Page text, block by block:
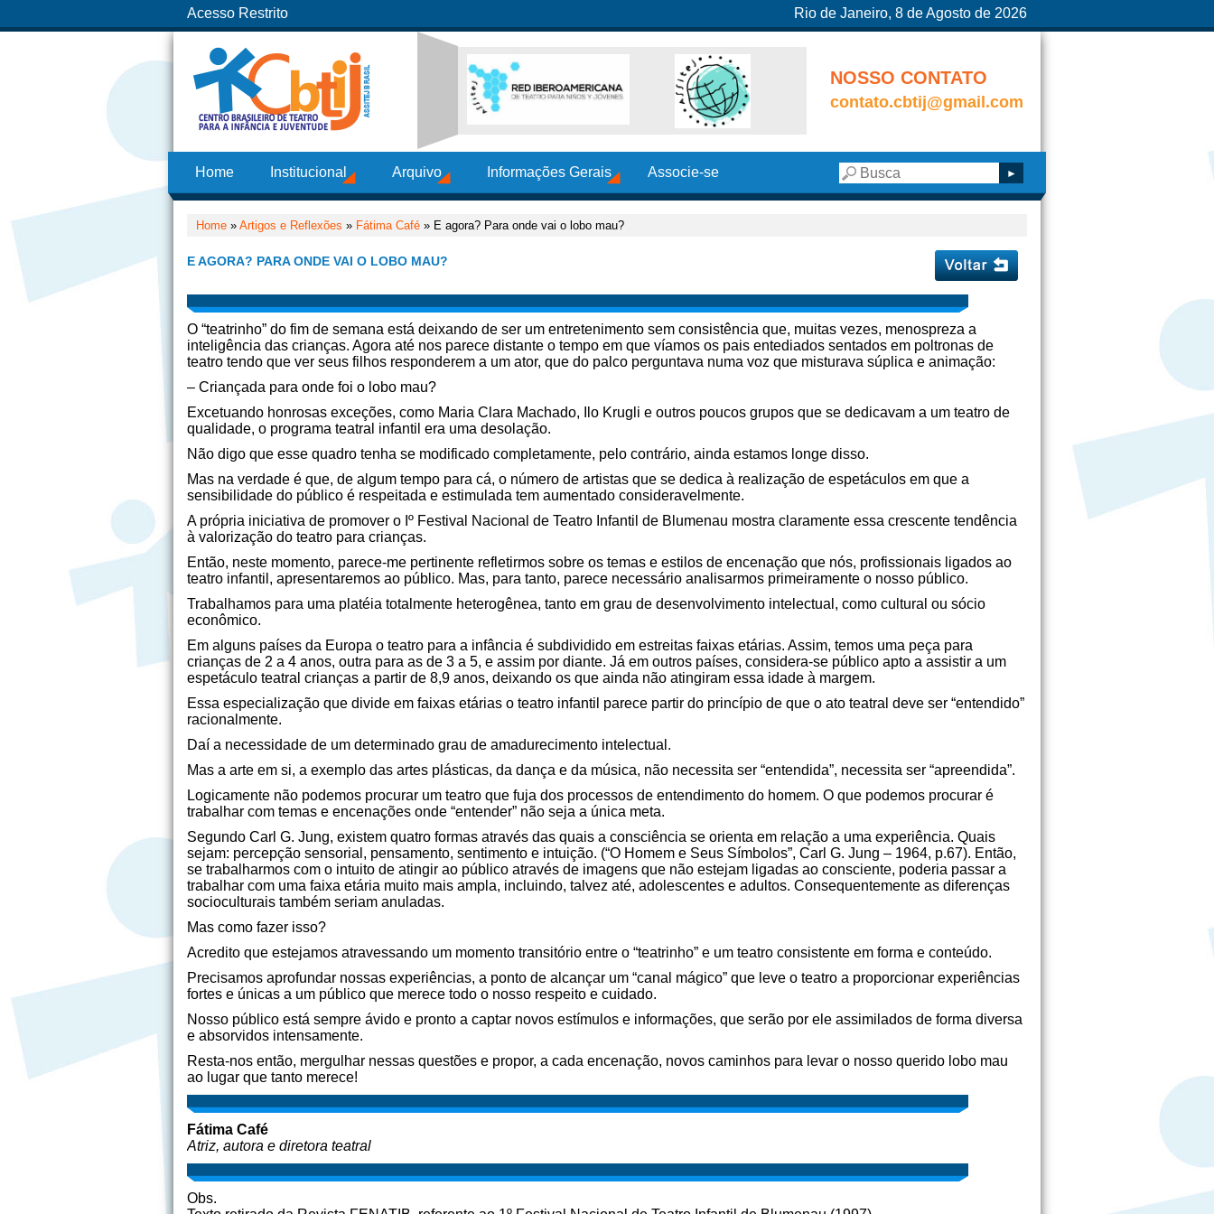
Acesso Restrito Rio de Janeiro, 8 de Agosto de 2026
NOSSO CONTATO
contato.cbtij@gmail.com
Home Institucional Arquivo Informações Gerais Associe-se
Home » Artigos e Reflexões » Fátima Café » E agora? Para onde vai o lobo mau?
E AGORA? PARA ONDE VAI O LOBO MAU?
O “teatrinho” do fim de semana está deixando de ser um entretenimento sem consistência que, muitas vezes, menospreza a
inteligência das crianças. Agora até nos parece distante o tempo em que víamos os pais entediados sentados em poltronas de
teatro tendo que ver seus filhos responderem a um ator, que do palco perguntava numa voz que misturava súplica e animação:
– Criançada para onde foi o lobo mau?
Excetuando honrosas exceções, como Maria Clara Machado, Ilo Krugli e outros poucos grupos que se dedicavam a um teatro de
qualidade, o programa teatral infantil era uma desolação.
Não digo que esse quadro tenha se modificado completamente, pelo contrário, ainda estamos longe disso.
Mas na verdade é que, de algum tempo para cá, o número de artistas que se dedica à realização de espetáculos em que a
sensibilidade do público é respeitada e estimulada tem aumentado consideravelmente.
A própria iniciativa de promover o Iº Festival Nacional de Teatro Infantil de Blumenau mostra claramente essa crescente tendência
à valorização do teatro para crianças.
Então, neste momento, parece-me pertinente refletirmos sobre os temas e estilos de encenação que nós, profissionais ligados ao
teatro infantil, apresentaremos ao público. Mas, para tanto, parece necessário analisarmos primeiramente o nosso público.
Trabalhamos para uma platéia totalmente heterogênea, tanto em grau de desenvolvimento intelectual, como cultural ou sócio
econômico.
Em alguns países da Europa o teatro para a infância é subdividido em estreitas faixas etárias. Assim, temos uma peça para
crianças de 2 a 4 anos, outra para as de 3 a 5, e assim por diante. Já em outros países, considera-se público apto a assistir a um
espetáculo teatral crianças a partir de 8,9 anos, deixando os que ainda não atingiram essa idade à margem.
Essa especialização que divide em faixas etárias o teatro infantil parece partir do princípio de que o ato teatral deve ser “entendido”
racionalmente.
Daí a necessidade de um determinado grau de amadurecimento intelectual.
Mas a arte em si, a exemplo das artes plásticas, da dança e da música, não necessita ser “entendida”, necessita ser “apreendida”.
Logicamente não podemos procurar um teatro que fuja dos processos de entendimento do homem. O que podemos procurar é
trabalhar com temas e encenações onde “entender” não seja a única meta.
Segundo Carl G. Jung, existem quatro formas através das quais a consciência se orienta em relação a uma experiência. Quais
sejam: percepção sensorial, pensamento, sentimento e intuição. (“O Homem e Seus Símbolos”, Carl G. Jung – 1964, p.67). Então,
se trabalharmos com o intuito de atingir ao público através de imagens que não estejam ligadas ao consciente, poderia passar a
trabalhar com uma faixa etária muito mais ampla, incluindo, talvez até, adolescentes e adultos. Consequentemente as diferenças
socioculturais também seriam anuladas.
Mas como fazer isso?
Acredito que estejamos atravessando um momento transitório entre o “teatrinho” e um teatro consistente em forma e conteúdo.
Precisamos aprofundar nossas experiências, a ponto de alcançar um “canal mágico” que leve o teatro a proporcionar experiências
fortes e únicas a um público que merece todo o nosso respeito e cuidado.
Nosso público está sempre ávido e pronto a captar novos estímulos e informações, que serão por ele assimilados de forma diversa
e absorvidos intensamente.
Resta-nos então, mergulhar nessas questões e propor, a cada encenação, novos caminhos para levar o nosso querido lobo mau
ao lugar que tanto merece!
Fátima Café
Atriz, autora e diretora teatral
Obs.